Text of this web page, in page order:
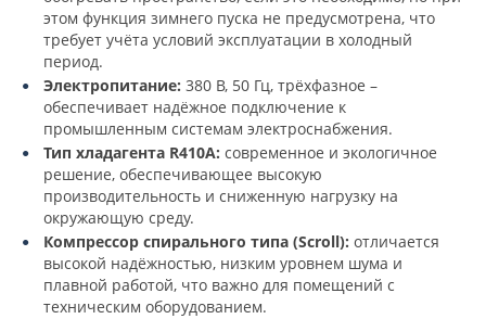
этом функция зимнего пуска не предусмотрена, что
требует учёта условий эксплуатации в холодный
период.
Электропитание: 380 В, 50 Гц, трёхфазное –
обеспечивает надёжное подключение к
промышленным системам электроснабжения.
Тип хладагента R410A: современное и экологичное
решение, обеспечивающее высокую
производительность и сниженную нагрузку на
окружающую среду.
Компрессор спирального типа (Scroll): отличается
высокой надёжностью, низким уровнем шума и
плавной работой, что важно для помещений с
техническим оборудованием.